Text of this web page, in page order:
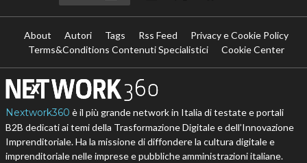
About Autori Tags Rss Feed
Privacy e Cookie Policy
Terms&Conditions Contenuti Specialistici
Cookie Center
Nextwork360 è il più grande network in Italia di testate e portali
B2B dedicati ai temi della Trasformazione Digitale e dell’Innovazione
Imprenditoriale. Ha la missione di diffondere la cultura digitale e
imprenditoriale nelle imprese e pubbliche amministrazioni italiane.